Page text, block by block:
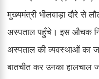
मुख्यमंत्री भीलवाड़ा दौरे से
अस्पताल पहुँचे। इस औचक
अस्पताल की व्यवस्थाओं का
बातचीत कर उनका हालचाल